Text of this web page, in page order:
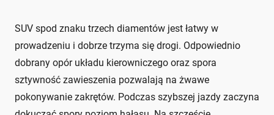
SUV spod znaku trzech diamentów jest łatwy w
prowadzeniu i dobrze trzyma się drogi. Odpowiednio
dobrany opór układu kierowniczego oraz spora
sztywność zawieszenia pozwalają na żwawe
pokonywanie zakrętów. Podczas szybszej jazdy zaczyna